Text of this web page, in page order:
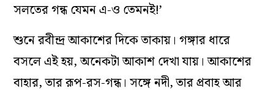
সলতের গন্ধ যেমন এ-ও তেমনই!’
শুনে রবীন্দ্র আকাশের দিকে তাকায়। গঙ্গার ধারে
বসলে এই হয়, অনেকটা আকাশ দেখা যায়। আকাশের
বাহার, তার রূপ-রস-গন্ধ। সঙ্গে নদী, তার প্রবাহ আর